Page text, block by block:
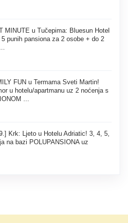
MINUTE u Tučepima: Bluesun Hotel
punih pansiona za 2 osobe + do 2
FUN u Termama Sveti Martin!
u hotelu/apartmanu uz 2 noćenja s
...
Krk: Ljeto u Hotelu Adriatic! 3, 4, 5,
na bazi POLUPANSIONA uz